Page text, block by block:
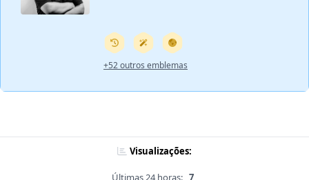
+52 outros emblemas
Visualizações: